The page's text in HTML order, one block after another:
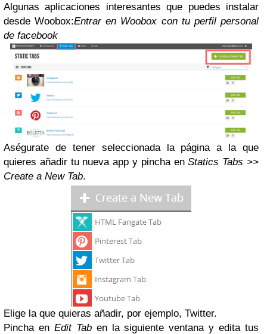
Algunas aplicaciones interesantes que puedes instalar
desde Woobox:Entrar en Woobox con tu perfil personal
de facebook
Aségurate de tener seleccionada la página a la que
quieres añadir tu nueva app y pincha enStatics Tabs >>
Create a New Tab.
Elige la que quieras añadir, por ejemplo, Twitter.
Pincha en Edit Taben la siguiente ventana y edita tus